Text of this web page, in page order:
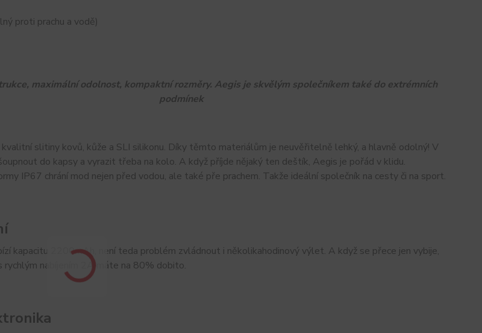
proti prachu a vodě)
maximální odolnost, kompaktní rozměry. Aegis je skvělým společníkem také do extrémních
podmínek
slitiny kovů, kůže a SLI silikonu. Díky těmto materiálům je neuvěřitelně lehký, a hlavně odolný! V
do kapsy a vyrazit třeba na kolo. A když příjde nějaký ten deštík, Aegis je pořád v klidu.
IP67 chrání mod nejen před vodou, ale také pře prachem. Takže ideální společník na cesty či na sport.
kapacitu 2200mAh, není teda problém zvládnout i několikahodinový výlet. A když se přece jen vybije,
rychlým nabíjením 2A máte na 80% dobito.